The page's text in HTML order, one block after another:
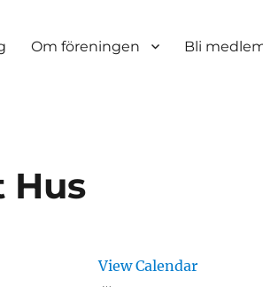
Om föreningen Bli
Hus
View Calendar